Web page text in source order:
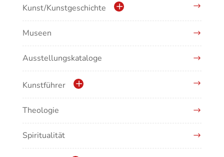
Kulturdenkmale in Baden-Württemberg
Kunst/Kunstgeschichte
Antike/Mittelalter
Renaissance/Barock/19. Jahrhundert
Moderne/Gegenwartskunst
Übergreifende Darstellungen
Museen
Ausstellungskataloge
Kunstführer
Abonnement Kunstführer
Kunstführer A
Theologie
Spiritualität